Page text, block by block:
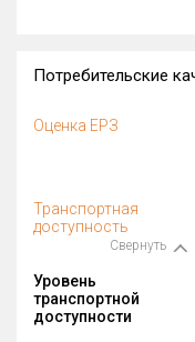
Потребительские
Оценка ЕРЗ
Транспортная
доступность
Свернуть
Уровень
транспортной
доступности